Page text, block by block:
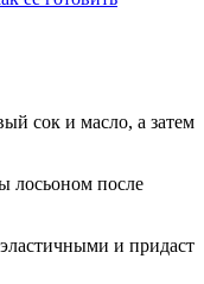
сок и масло, а затем
лосьоном после
и придаст